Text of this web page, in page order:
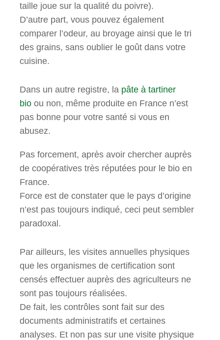
taille joue sur la qualité du poivre).
D’autre part, vous pouvez également
comparer l’odeur, au broyage ainsi que le tri
des grains, sans oublier le goût dans votre
cuisine.
Dans un autre registre, la pâte à tartiner
bio ou non, même produite en France n’est
pas bonne pour votre santé si vous en
abusez.
Pas forcement, après avoir chercher auprès
de coopératives très réputées pour le bio en
France.
Force est de constater que le pays d’origine
n’est pas toujours indiqué, ceci peut sembler
paradoxal.
Par ailleurs, l es visites annuelles physiques
que les organismes de certification sont
censés effectuer auprès des agriculteurs ne
sont pas toujours réalisées.
De fait, les contrôles sont fait sur des
documents administratifs et certaines
analyses. Et non pas sur une visite physique